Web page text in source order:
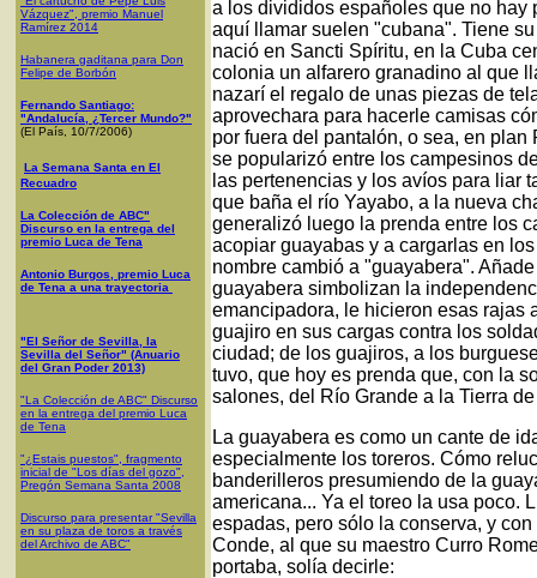
Vázquez", premio Manuel
Ramírez 2014
Habanera gaditana para Don
Felipe de Borbón
Fernando Santiago:
"Andalucía, ¿Tercer Mundo?"
(El País, 10/7/2006)
La Semana Santa en El
Recuadro
La Colección de ABC"
Discurso en la entrega del
premio Luca de Tena
Antonio Burgos, premio Luca
de Tena a una trayectoria
"El Señor de Sevilla, la
Sevilla del Señor" (Anuario
del Gran Poder 2013)
"La Colección de ABC" Discurso
en la entrega del premio Luca
de Tena
"¿Estais puestos", fragmento
inicial de "Los días del gozo",
Pregón Semana Santa 2008
Discurso para presentar "Sevilla
en su plaza de toros a través
del Archivo de ABC"
a los divididos españoles que no
aquí llamar suelen "cubana". Tiene
nació en Sancti Spíritu, en la Cuba
colonia un alfarero granadino al que
nazarí el regalo de unas piezas de
aprovechara para hacerle camisas
por fuera del pantalón, o sea, en
se popularizó entre los campesinos
las pertenencias y los avíos para liar
que baña el río Yayabo, a la nueva
generalizó luego la prenda entre los
acopiar guayabas y a cargarlas en
nombre cambió a "guayabera".
guayabera simbolizan la
emancipadora, le hicieron esas rajas
guajiro en sus cargas contra los
ciudad; de los guajiros, a los
tuvo, que hoy es prenda que, con la
salones, del Río Grande a la Tierra
La guayabera es como un cante de
especialmente los toreros. Cómo
banderilleros presumiendo de la
americana... Ya el toreo la usa poco.
espadas, pero sólo la conserva, y
Conde, al que su maestro Curro
portaba, solía decirle: